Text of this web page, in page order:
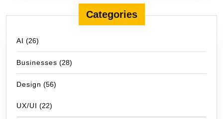
Categories
AI (26)
Businesses (28)
Design (56)
UX/UI (22)